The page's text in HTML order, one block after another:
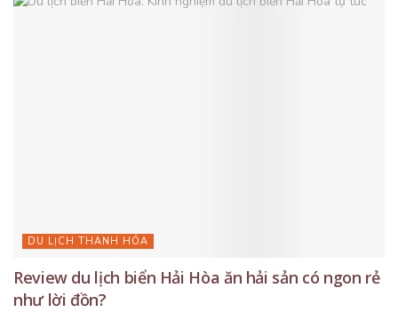
DU LỊCH THANH HÓA
Review du lịch biển Hải Hòa ăn hải sản có ngon rẻ
như lời đồn?